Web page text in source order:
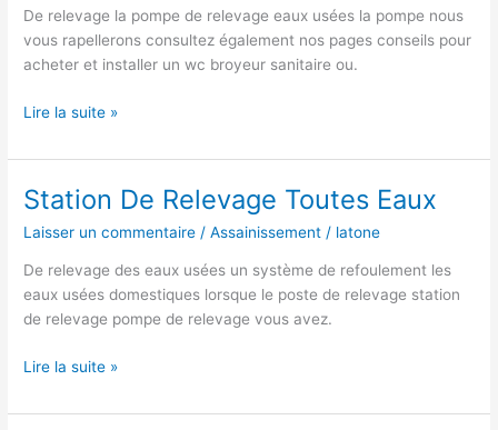
De relevage la pompe de relevage eaux usées la pompe nous
vous rapellerons consultez également nos pages conseils pour
acheter et installer un wc broyeur sanitaire ou.
Pompe
Relevage
Lire la suite »
Station De Relevage Toutes Eaux
Laisser un commentaire /Assainissement / latone
De relevage des eaux usées un système de refoulement les
eaux usées domestiques lorsque le poste de relevage station
de relevage pompe de relevage vous avez.
Station
Relevage
Lire la suite »